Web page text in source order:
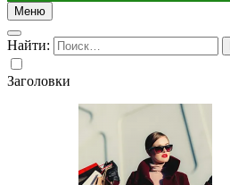
Меню
Найти:
Заголовки